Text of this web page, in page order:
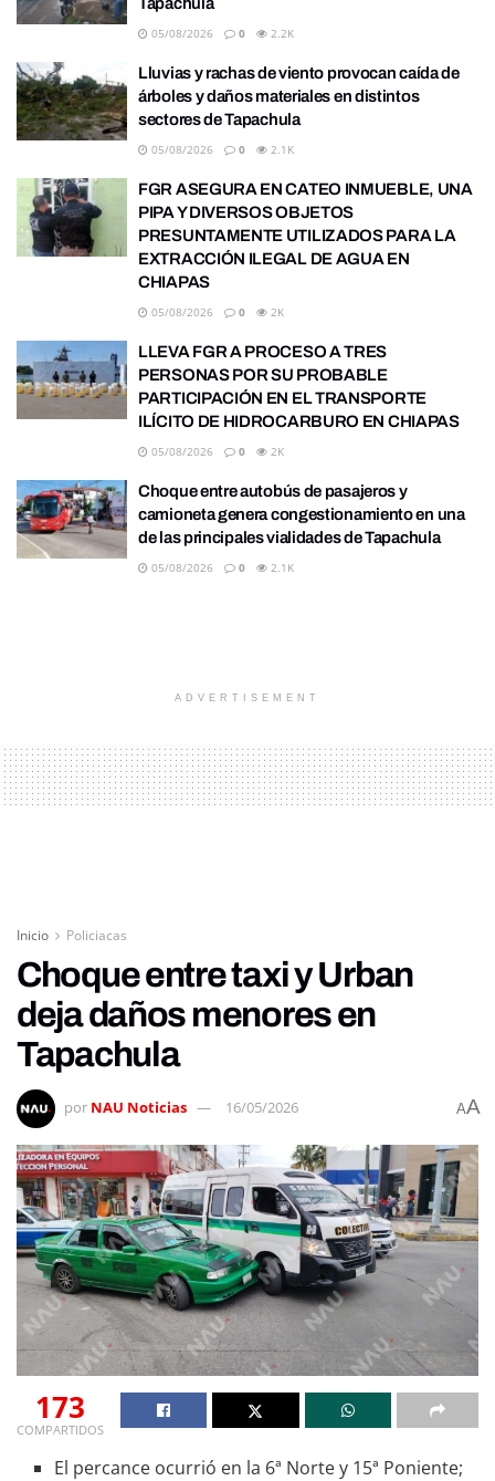
05/08/2026 0 2.2K
Lluvias y rachas de viento provocan caída de
árboles y daños materiales en distintos
sectores de Tapachula
05/08/2026 0 2.1K
FGR ASEGURA EN CATEO INMUEBLE, UNA
PIPA Y DIVERSOS OBJETOS
PRESUNTAMENTE UTILIZADOS PARA LA
EXTRACCIÓN ILEGAL DE AGUA EN
CHIAPAS
05/08/2026 0 2K
LLEVA FGR A PROCESO A TRES
PERSONAS POR SU PROBABLE
PARTICIPACIÓN EN EL TRANSPORTE
ILÍCITO DE HIDROCARBURO EN CHIAPAS
05/08/2026 0 2K
Choque entre autobús de pasajeros y
camioneta genera congestionamiento en una
de las principales vialidades de Tapachula
05/08/2026 0 2.1K
ADVERTISEMENT
Inicio Policiacas
Choque entre taxi y Urban
deja daños menores en
Tapachula
por NAU Noticias 16/05/2026 AA
173
COMPARTIDOS
El percance ocurrió en la 6ª Norte y 15ª Poniente;